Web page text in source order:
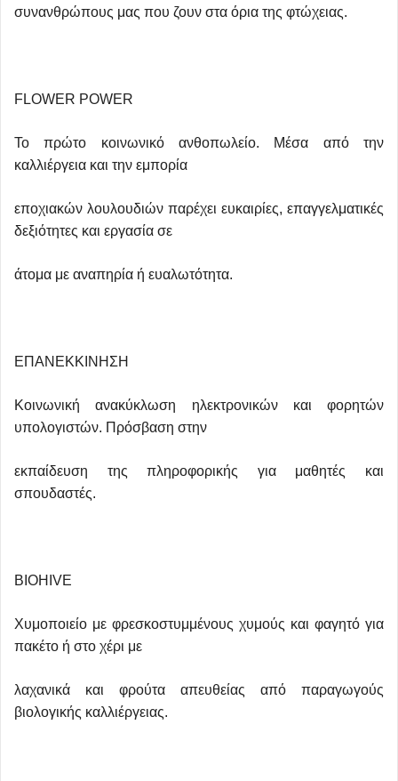
συνανθρώπους μας που ζουν στα όρια της φτώχειας.
FLOWER POWER
Το πρώτο κοινωνικό ανθοπωλείο. Μέσα από την
καλλιέργεια και την εμπορία
εποχιακών λουλουδιών παρέχει ευκαιρίες, επαγγελματικές
δεξιότητες και εργασία σε
άτομα με αναπηρία ή ευαλωτότητα.
ΕΠΑΝΕΚΚΙΝΗΣΗ
Κοινωνική ανακύκλωση ηλεκτρονικών και φορητών
υπολογιστών. Πρόσβαση στην
εκπαίδευση της πληροφορικής για μαθητές και
σπουδαστές.
BIOHIVE
Χυμοποιείο με φρεσκοστυμμένους χυμούς και φαγητό για
πακέτο ή στο χέρι με
λαχανικά και φρούτα απευθείας από παραγωγούς
βιολογικής καλλιέργειας.